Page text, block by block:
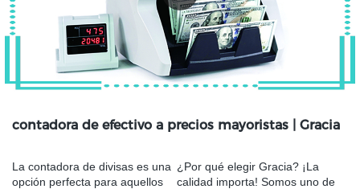
contadora de efectivo a precios mayoristas | Gracia
La contadora de divisas es una
opción perfecta para aquellos
¿Por qué elegir Gracia? ¡La
calidad importa! Somos uno de